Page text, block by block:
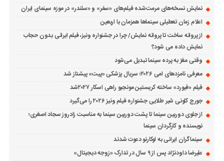
نمایش نسخه‌های مرمت‌شده فیلم‌های «سفر» و «سلندر» در موزه سینمای ایران
اعلام زمان تعطیلی سینماها همزمان با اربعین
از پروانه ساخت تا پروانه نمایش/ چرا در جشنواره ونیز، فیلم ایرانی بدون حجاب
نمایش داده می شود؟
وقتی مغز به پرده سینما تبدیل می‌شود
معرفی نامزدهای امی ۲۰۲۶؛ سریال پزشکی «پیت» پیشتاز شد
فیلم «فیورد» ساخته کریستین مونجیو راهی اسکار ۲۰۲۷شد
جورج کلونی شیر طلایی جشنواره فیلم ونیز ۲۰۲۶ را می‌گیرد
از جلوی دوربین سینما تا پشت دوربین سینما به مناسبت زادروز سجاد اصغری؛
نویسنده و کارگردان سینما
سینماگران ایرانی به لوکارنو دعوت شدند
علیرضا داودنژاد پس از ۹ سال در تدارک «زوجه دیجیتال»